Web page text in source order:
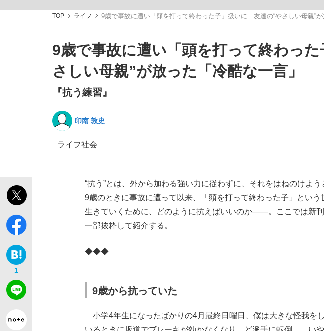
「最悪の空気のまま解散」WBC日本代表“敗戦”の真実 選手が明かす...
いまさら聞けない資産運用のすべて
TOP ライフ 9歳で事故に遭い「頭を打って終わった子」扱いに…友達の“やさしい母親”が
9歳で事故に遭い「頭を打って終わっ
さしい母親”が放った「冷酷な一言」
『抗う練習』
印南 敦史
ライフ社会
1
“抗う”とは、外から加わる強い力に従わずに、それをはねのけよ
9歳のときに事故に遭って以来、「頭を打って終わった子」という
生きていくために、どのように抗えばいいのか――。ここでは新
一部抜粋して紹介する。
◆◆◆
9歳から抗っていた
小学4年生になったばかりの4月最終日曜日、僕は大きな怪我を
いるときに坂道でブレーキが効かなくなり、ど派手に転倒……い